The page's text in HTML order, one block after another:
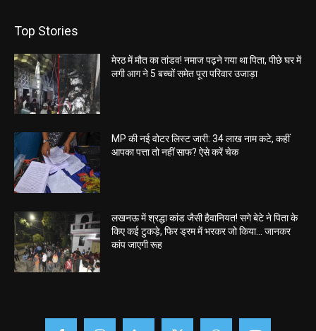
Top Stories
मेरठ में मौत का तांडव! नमाज पढ़ने गया था पिता, पीछे घर में
लगी आग ने 5 बच्चों समेत पूरा परिवार उजाड़ा
MP की नई वोटर लिस्ट जारी: 34 लाख नाम कटे, कहीं
आपका पत्ता तो नहीं साफ? ऐसे करें चेक
लखनऊ में श्रद्धा कांड जैसी हैवानियत! सगे बेटे ने पिता के
किए कई टुकड़े, फिर ड्रम में भरकर जो किया… जानकर
कांप जाएगी रूह